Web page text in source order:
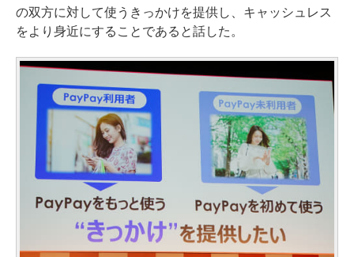
の双方に対して使うきっかけを提供し、キャッシュレス
をより身近にすることであると話した。